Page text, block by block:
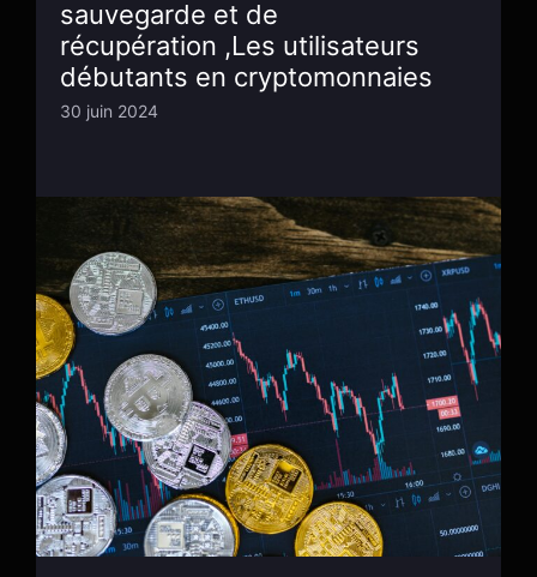
sauvegarde et de
récupération ,Les utilisateurs
débutants en cryptomonnaies
30 juin 2024